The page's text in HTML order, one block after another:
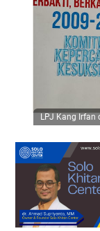
LPJ Kang Irfan